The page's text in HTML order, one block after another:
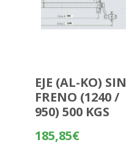
EJE (AL-KO) SIN
FRENO (1240 /
950) 500 KGS
185,85€